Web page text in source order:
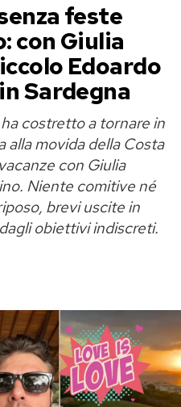
feste
con Giulia
Edoardo
Sardegna
costretto a tornare in
alla movida della Costa
con Giulia
Niente comitive né
brevi uscite in
obiettivi indiscreti.